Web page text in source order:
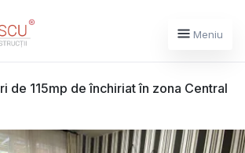
Meniu
de 115mp de închiriat în zona Central